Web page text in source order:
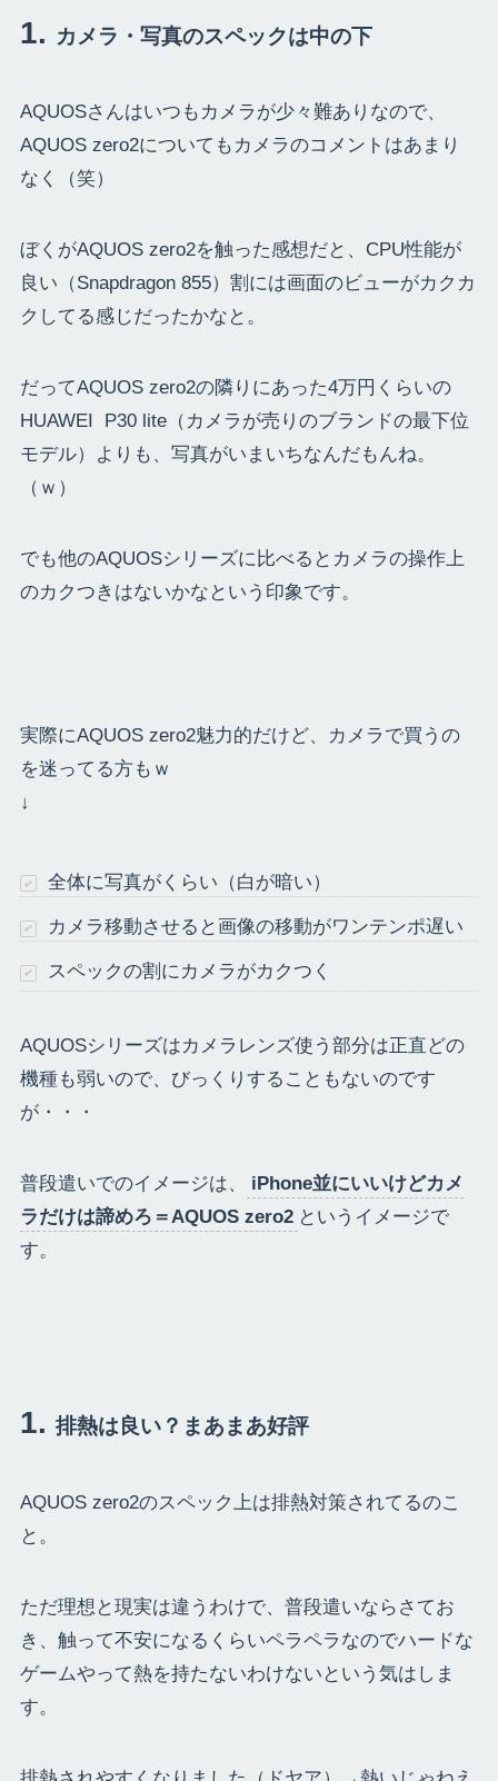
カメラ・写真のスペックは中の下
AQUOSさんはいつもカメラが少々難ありなので、
AQUOS zero2についてもカメラのコメントはあまり
なく（笑）
ぼくがAQUOS zero2を触った感想だと、CPU性能が
良い（Snapdragon 855）割には画面のビューがカクカ
クしてる感じだったかなと。
だってAQUOS zero2の隣りにあった4万円くらいの
HUAWEI P30 lite（カメラが売りのブランドの最下位
モデル）よりも、写真がいまいちなんだもんね。
（ｗ）
でも他のAQUOSシリーズに比べるとカメラの操作上
のカクつきはないかなという印象です。
実際にAQUOS zero2魅力的だけど、カメラで買うの
を迷ってる方もｗ
↓
全体に写真がくらい（白が暗い）
カメラ移動させると画像の移動がワンテンポ遅い
スペックの割にカメラがカクつく
AQUOSシリーズはカメラレンズ使う部分は正直どの
機種も弱いので、びっくりすることもないのです
が・・・
普段遣いでのイメージは、
iPhone並にいいけどカメ
ラだけは諦めろ＝AQUOS zero2 というイメージで
す。
排熱は良い？まあまあ好評
AQUOS zero2のスペック上は排熱対策されてるのこ
と。
ただ理想と現実は違うわけで、普段遣いならさてお
き、触って不安になるくらいペラペラなのでハードな
ゲームやって熱を持たないわけないという気はしま
す。